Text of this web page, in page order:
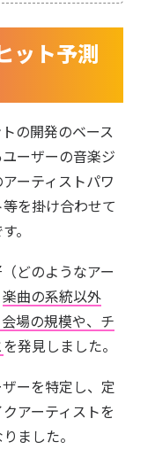
ット予測
の開発のベース
ーザーの音楽ジ
ーティストパワ
を掛け合わせて
。
どのようなアー
楽曲の系統以外
場の規模や、チ
を発見しました。
ーを特定し、定
アーティストを
ました。